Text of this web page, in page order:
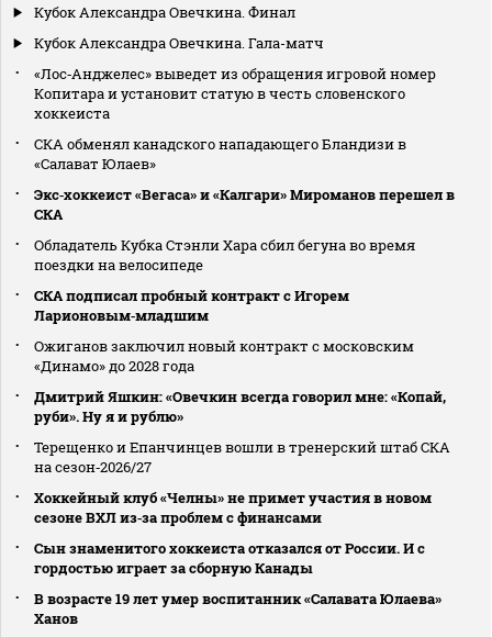
Кубок Александра Овечкина. Финал
Кубок Александра Овечкина. Гала-матч
«Лос‑Анджелес» выведет из обращения игровой номер
Копитара и установит статую в честь словенского
хоккеиста
СКА обменял канадского нападающего Бландизи в
«Салават Юлаев»
Экс‑хоккеист «Вегаса» и «Калгари» Мироманов перешел в
СКА
Обладатель Кубка Стэнли Хара сбил бегуна во время
поездки на велосипеде
СКА подписал пробный контракт с Игорем
Ларионовым‑младшим
Ожиганов заключил новый контракт с московским
«Динамо» до 2028 года
Дмитрий Яшкин: «Овечкин всегда говорил мне: «Копай,
руби». Ну я и рублю»
Терещенко и Епанчинцев вошли в тренерский штаб СКА
на сезон‑2026/27
Хоккейный клуб «Челны» не примет участия в новом
сезоне ВХЛ из‑за проблем с финансами
Сын знаменитого хоккеиста отказался от России. И с
гордостью играет за сборную Канады
В возрасте 19 лет умер воспитанник «Салавата Юлаева»
Ханов